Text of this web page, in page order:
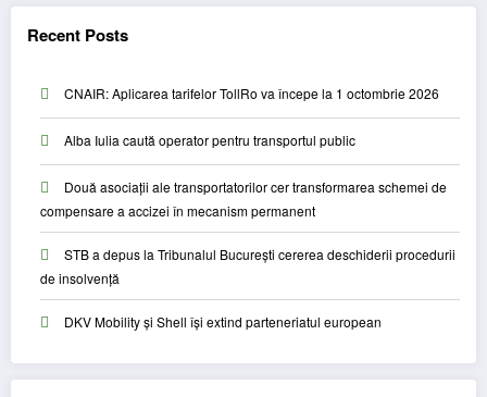
Recent Posts
CNAIR: Aplicarea tarifelor TollRo va începe la 1 octombrie 2026
Alba Iulia caută operator pentru transportul public
Două asociații ale transportatorilor cer transformarea schemei de
compensare a accizei în mecanism permanent
STB a depus la Tribunalul București cererea deschiderii procedurii
de insolvență
DKV Mobility și Shell își extind parteneriatul european